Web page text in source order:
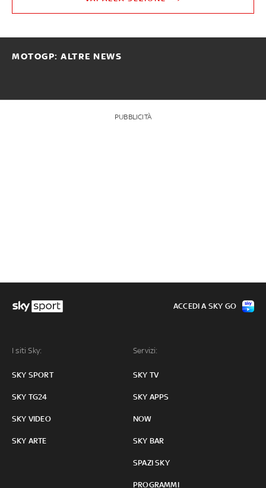
MOTOGP: ALTRE NEWS
PUBBLICITÀ
I siti Sky:
SKY SPORT
SKY TG24
SKY VIDEO
SKY ARTE
Servizi:
SKY TV
SKY APPS
NOW
SKY BAR
SPAZI SKY
PROGRAMMI
ACCEDI A SKY GO